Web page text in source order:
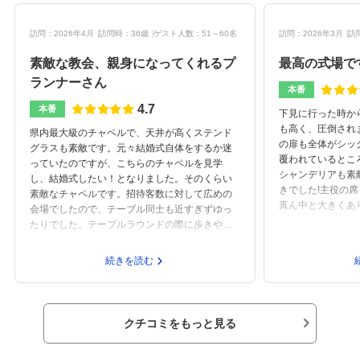
訪問：2026年4月 訪問時：36歳 ゲスト人数：51～60名
素敵な教会、親身になってくれるプ
ランナーさん
本番 4.7
県内最大級のチャペルで、天井が高くステンド
グラスも素敵です。元々結婚式自体をするか迷
っていたのですが、こちらのチャペルを見学
し、結婚式したい！となりました。そのくらい
素敵なチャペルです。招待客数に対して広めの
会場でしたので、テーブル同士も近すぎずゆっ
たりでした。テーブルラウンドの際に歩きやす
ラシカルにもできそうな調度良い雰囲気だった
ば富士山も見えます。音響の方から教えていた
だいたことなのですが、音響設備もとても良い
そうです。カメラマンさんが選べた為、サンプ
ル写真の印象が良かったカメラマンさんにお願
いしたので、少し金額が上がりました。ケーキ
続きを読む
訪問：2026年3月 訪
最高の式場で
本番
下見に行った時か
も高く、圧倒さ
の扉も全体がシッ
覆われているとこ
シャンデリアも素
きでした!主役の
真ん中と大きくあ
像通り、1番悩ん
ても満足のいく仕
前別の式場で契
もキャンセル。で
クチコミをもっと見る